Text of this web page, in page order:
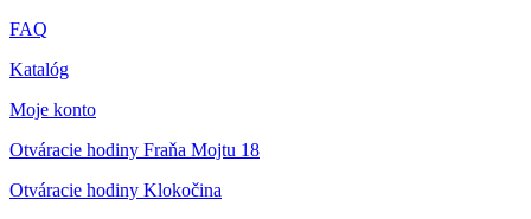
FAQ
Katalóg
Moje konto
Otváracie hodiny Fraňa Mojtu 18
Otváracie hodiny Klokočina